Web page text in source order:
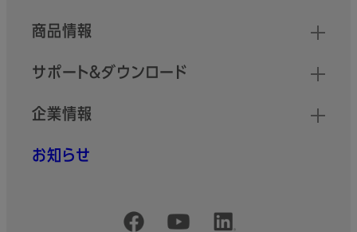
商品情報
サポート＆ダウンロード
企業情報
お知らせ
公式SNSアカウント